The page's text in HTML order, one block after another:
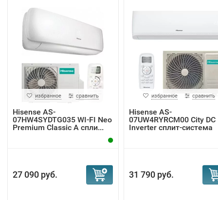
избранное сравнить
Hisense AS-
07HW4SYDTG035 WI-FI Neo
Premium Classic A спли...
27 090 руб.
избранное сравнить
Hisense AS-
07UW4RYRCM00 City DC
Inverter сплит-система
31 790 руб.